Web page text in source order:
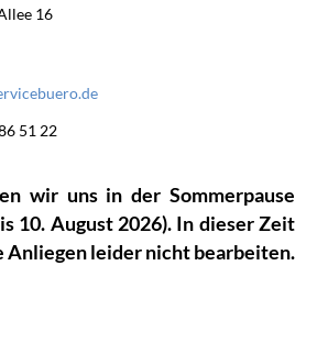
16
51 22
wir uns in der Sommerpause
10. August 2026). In dieser Zeit
Anliegen leider nicht bearbeiten.